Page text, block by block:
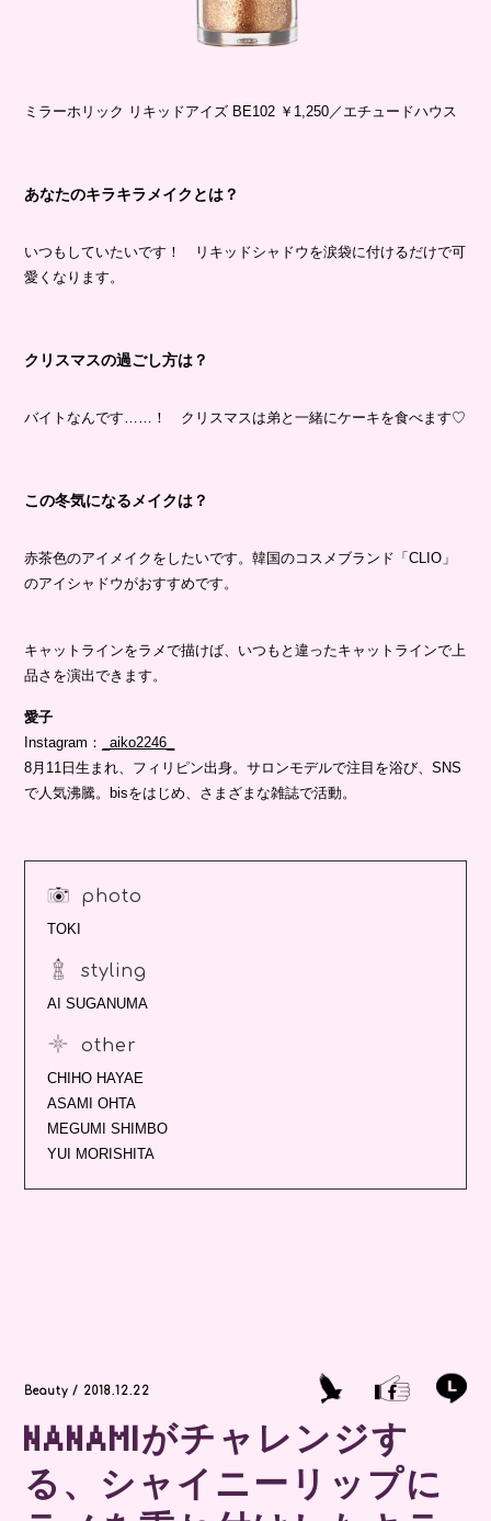
ミラーホリック リキッドアイズ BE102 ￥1,250／エチュードハウス
あなたのキラキラメイクとは？
いつもしていたいです！ リキッドシャドウを涙袋に付けるだけで可
愛くなります。
クリスマスの過ごし方は？
バイトなんです……！ クリスマスは弟と一緒にケーキを食べます♡
この冬気になるメイクは？
赤茶色のアイメイクをしたいです。韓国のコスメブランド「CLIO」
のアイシャドウがおすすめです。
キャットラインをラメで描けば、いつもと違ったキャットラインで上
品さを演出できます。
愛子
Instagram：
_aiko2246_
8月11日生まれ、フィリピン出身。サロンモデルで注目を浴び、SNS
で人気沸騰。bisをはじめ、さまざまな雑誌で活動。
photo
TOKI
styling
AI SUGANUMA
other
CHIHO HAYAE
ASAMI OHTA
MEGUMI SHIMBO
YUI MORISHITA
Beauty / 2018.12.22
NANAMIがチャレンジす
る、シャイニーリップに